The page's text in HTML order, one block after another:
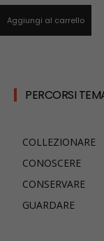
Aggiungi al carrello
PERCORSI
COLLEZIONARE
CONOSCERE
CONSERVARE
GUARDARE